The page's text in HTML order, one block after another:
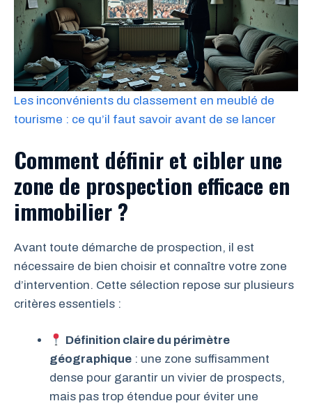
Les inconvénients du classement en meublé de
tourisme : ce qu’il faut savoir avant de se lancer
Comment définir et cibler une
zone de prospection efficace en
immobilier ?
Avant toute démarche de prospection, il est
nécessaire de bien choisir et connaître votre zone
d’intervention. Cette sélection repose sur plusieurs
critères essentiels :
Définition claire du périmètre
géographique : une zone suffisamment
dense pour garantir un vivier de prospects,
mais pas trop étendue pour éviter une